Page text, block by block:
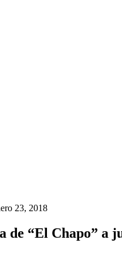
23, 2018
de “El Chapo” a